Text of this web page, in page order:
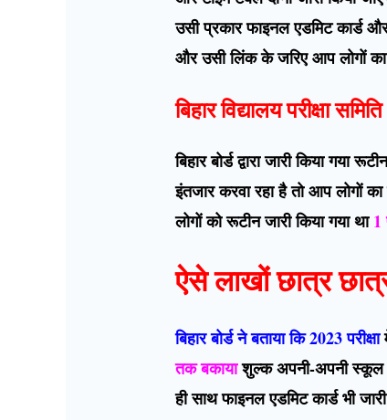
उसी प्रकार फाइनल एडमिट कार्ड
और उसी लिंक के जरिए आप लोगों का
बिहार विद्यालय परीक्षा
बिहार बोर्ड द्वारा जारी किया
इंतजार करवा रहा है तो आप लोगों का
लोगों को रूटीन जारी किया गया था1
ऐसे लाखों छात्र
बिहार बोर्ड ने बताया कि 2023 परीक्षा
तक बकायाशुल्क अपनी-अपनी स्कूल
ही साथ फाइनल एडमिट कार्ड भी